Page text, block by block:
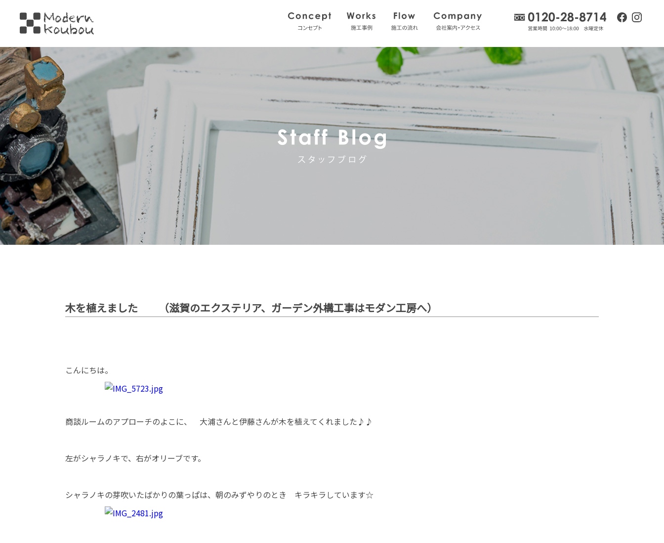
コンセプト 施工事例 施工の流れ 会社案内・アクセス 0120-28-8714
facebook
スタッフブログ
木を植えました （滋賀のエクステリア、ガーデン外構工事はモダン工房へ）
こんにちは。
商談ルームのアプローチのよこに、 大浦さんと伊藤さんが木を植えてくれました♪♪
左がシャラノキで、右がオリーブです。
シャラノキの芽吹いたばかりの葉っぱは、朝のみずやりのとき キラキラしています☆